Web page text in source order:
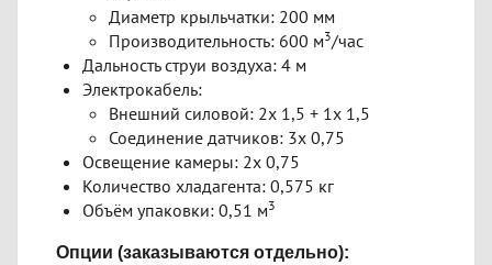
Диаметр крыльчатки: 200 мм
Производительность: 600 м3/час
Дальность струи воздуха: 4 м
Электрокабель:
Внешний силовой: 2х 1,5 + 1х 1,5
Соединение датчиков: 3х 0,75
Освещение камеры: 2х 0,75
Количество хладагента: 0,575 кг
Объём упаковки: 0,51 м3
Опции (заказываются отдельно):